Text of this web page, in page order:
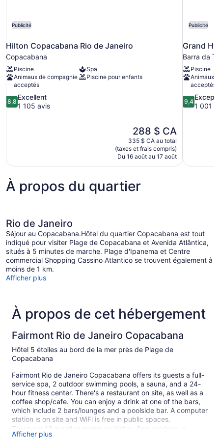
Publicité
Hilton Copacabana Rio de Janeiro
Copacabana
Piscine
Spa
Animaux de compagnie
acceptés
Piscine pour enfants
8.8
sur
8,8
Excellent
1 105 avis
Le
prix
est
de
288 $ CA
288 $ CA
335 $ CA au total
(taxes et frais compris)
Du 16 août au 17 août
Publicité
Grand
Barra da
Piscine
Animaux
acceptés
9.4
sur
9,4
1 001
À propos du quartier
Rio de Janeiro
Séjour au Copacabana.Hôtel du quartier Copacabana est tout
indiqué pour visiter Plage de Copacabana et Avenida Atlântica,
situés à 5 minutes de marche. Plage d'Ipanema et Centre
commercial Shopping Cassino Atlantico se trouvent également à
moins de 1 km.
Afficher plus
À propos de cet hébergement
Fairmont Rio de Janeiro Copacabana
Hôtel 5 étoiles au bord de la mer près de Plage de
Copacabana
Fairmont Rio de Janeiro Copacabana offers its guests a full-
service spa, 2 outdoor swimming pools, a sauna, and a 24-
hour fitness center. There's a restaurant on site, as well as a
coffee shop/cafe. You can enjoy a drink at one of the bars,
which include 2 bars/lounges and a poolside bar. A computer
station is on site and WiFi is free in public spaces.
There are 13 meeting rooms available. Spa services, a
terrace, and multilingual staff are also featured at the luxury
Afficher plus